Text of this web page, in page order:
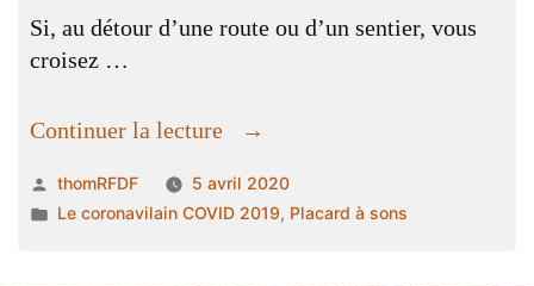
Si, au détour d’une route ou d’un sentier, vous
croisez …
Continuer la lecture
« Appel
témoins »
Publié
par
thomRFDF
5 avril 2020
Publié
Le coronavilain COVID 2019, Placard à sons